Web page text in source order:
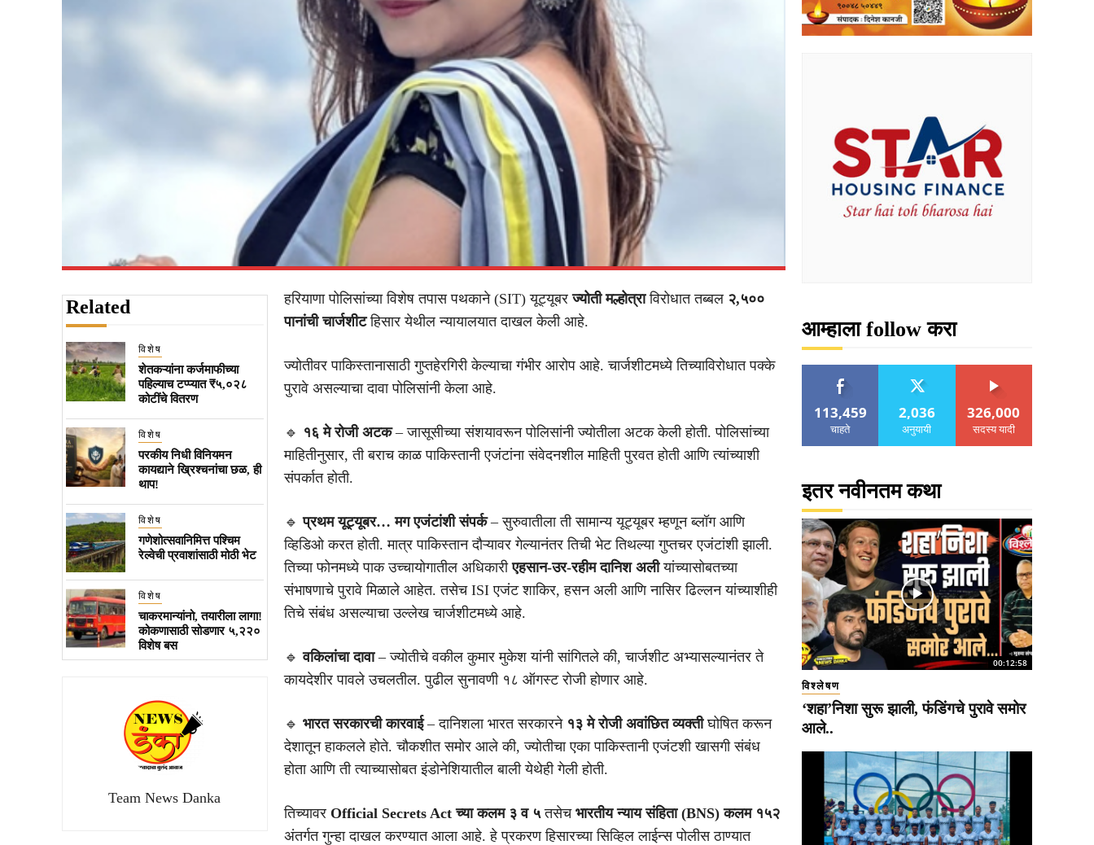
Related
विशेष
शेतकऱ्यांना कर्जमाफीच्या
पहिल्याच टप्प्यात ₹५,०२८
कोटींचे वितरण
विशेष
परकीय निधी विनियमन
कायद्याने ख्रिश्चनांचा छळ, ही
थाप!
विशेष
गणेशोत्सवानिमित्त पश्चिम
रेल्वेची प्रवाशांसाठी मोठी भेट
विशेष
चाकरमान्यांनो, तयारीला लागा!
कोकणासाठी सोडणार ५,२२०
विशेष बस
Team News Danka
हरियाणा पोलिसांच्या विशेष तपास पथकाने (SIT) यूट्यूबरज्योती मल्होत्राविरोधात तब्बल २,५००
पानांची चार्जशीटहिसार येथील न्यायालयात दाखल केली आहे.
ज्योतीवर पाकिस्तानासाठी गुप्तहेरगिरी केल्याचा गंभीर आरोप आहे. चार्जशीटमध्ये तिच्याविरोधात पक्के
पुरावे असल्याचा दावा पोलिसांनी केला आहे.
🔹 १६ मे रोजी अटक– जासूसीच्या संशयावरून पोलिसांनी ज्योतीला अटक केली होती. पोलिसांच्या
माहितीनुसार, ती बराच काळ पाकिस्तानी एजंटांना संवेदनशील माहिती पुरवत होती आणि त्यांच्याशी
संपर्कात होती.
🔹प्रथम यूट्यूबर… मग एजंटांशी संपर्क– सुरुवातीला ती सामान्य यूट्यूबर म्हणून ब्लॉग आणि
व्हिडिओ करत होती. मात्र पाकिस्तान दौऱ्यावर गेल्यानंतर तिची भेट तिथल्या गुप्तचर एजंटांशी झाली.
तिच्या फोनमध्ये पाक उच्चायोगातील अधिकारीएहसान-उर-रहीम दानिश अलीयांच्यासोबतच्या
संभाषणाचे पुरावे मिळाले आहेत. तसेच ISI एजंट शाकिर, हसन अली आणि नासिर ढिल्लन यांच्याशीही
तिचे संबंध असल्याचा उल्लेख चार्जशीटमध्ये आहे.
🔹वकिलांचा दावा– ज्योतीचे वकील कुमार मुकेश यांनी सांगितले की, चार्जशीट अभ्यासल्यानंतर ते
कायदेशीर पावले उचलतील. पुढील सुनावणी १८ ऑगस्ट रोजी होणार आहे.
🔹 भारत सरकारची कारवाई– दानिशला भारत सरकारने १३ मे रोजी अवांछित व्यक्तीघोषित करून
देशातून हाकलले होते. चौकशीत समोर आले की, ज्योतीचा एका पाकिस्तानी एजंटशी खासगी संबंध
होता आणि ती त्याच्यासोबत इंडोनेशियातील बाली येथेही गेली होती.
तिच्यावर Official Secrets Act च्या कलम ३ व ५तसेच भारतीय न्याय संहिता (BNS) कलम १५२
अंतर्गत गुन्हा दाखल करण्यात आला आहे. हे प्रकरण हिसारच्या सिव्हिल लाईन्स पोलीस ठाण्यात
आम्हाला follow करा
113,459
चाहते
2,036
अनुयायी
326,000
सदस्य यादी
इतर नवीनतम कथा
00:12:58
विश्लेषण
‘शहा’निशा सुरू झाली, फंडिंगचे पुरावे समोर
आले..